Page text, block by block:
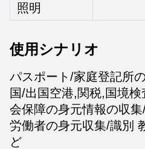
照明
使用シナリオ
パスポート/家庭登記所
国/出国空港,関税,国境
会保障の身元情報の収
労働者の身元収集/識別
ど